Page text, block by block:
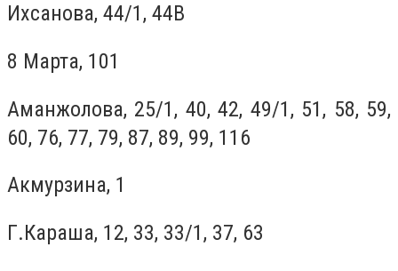
Ихсанова, 44/1, 44В
8 Марта, 101
Аманжолова, 25/1, 40, 42, 49/1, 51, 58, 59,
60, 76, 77, 79, 87, 89, 99, 116
Акмурзина, 1
Г.Караша, 12, 33, 33/1, 37, 63